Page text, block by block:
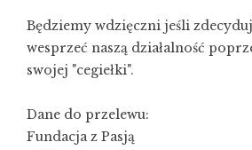
Będziemy wdzięczni jeśli
wesprzeć naszą działalność
swojej "cegiełki".
Dane do przelewu:
Fundacja z Pasją